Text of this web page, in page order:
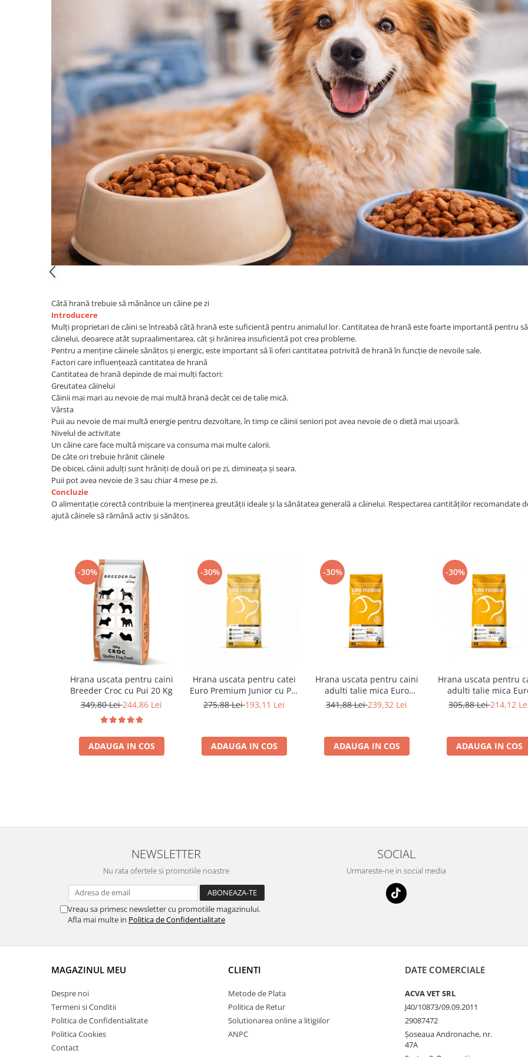
Câtă hrană trebuie să mănânce un câine pe zi
Introducere
Mulți proprietari de câini se întreabă câtă hrană este suficientă pentru animalul lor. Cantitatea de hrană este foarte importantă pentru
câinelui, deoarece atât supraalimentarea, cât și hrănirea insuficientă pot crea probleme.
Pentru a menține câinele sănătos și energic, este important să îi oferi cantitatea potrivită de hrană în funcție de nevoile sale.
Factori care influențează cantitatea de hrană
Cantitatea de hrană depinde de mai mulți factori:
Greutatea câinelui
Câinii mai mari au nevoie de mai multă hrană decât cei de talie mică.
Vârsta
Puii au nevoie de mai multă energie pentru dezvoltare, în timp ce câinii seniori pot avea nevoie de o dietă mai ușoară.
Nivelul de activitate
Un câine care face multă mișcare va consuma mai multe calorii.
De câte ori trebuie hrănit câinele
De obicei, câinii adulți sunt hrăniți de două ori pe zi, dimineața și seara.
Puii pot avea nevoie de 3 sau chiar 4 mese pe zi.
Concluzie
O alimentație corectă contribuie la menținerea greutății ideale și la sănătatea generală a câinelui. Respectarea cantităților recomandate
ajută câinele să rămână activ și sănătos.
-30%
Hrana uscata pentru caini
Breeder Croc cu Pui 20 Kg
349,80 Lei244,86 Lei
ADAUGA IN COS
-30%
Hrana uscata pentru catei
Euro Premium Junior cu Pui
si Orez - crestere sanatoasa
275,88 Lei193,11 Lei
ADAUGA IN COS
-30%
Hrana uscata pentru caini
adulti talie mica Euro
Premium cu miel si orez
341,88 Lei239,32 Lei
ADAUGA IN COS
-30%
Hrana uscata pentru
adulti talie mica
Premium cu pui si orez (<10
305,88 Lei214,12
ADAUGA IN COS
NEWSLETTER
Nu rata ofertele si promotiile noastre
Vreau sa primesc newsletter cu promotiile magazinului.
Afla mai multe in Politica de Confidentialitate
SOCIAL
Urmareste-ne in social media
MAGAZINUL MEU
Despre noi
Termeni si Conditii
Politica de Confidentialitate
Politica Cookies
Contact
CLIENTI
Metode de Plata
Politica de Retur
Solutionarea online a litigiilor
ANPC
DATE COMERCIALE
ACVA VET SRL
J40/10873/09.09.2011
29087472
Șoseaua Andronache, nr.
47A